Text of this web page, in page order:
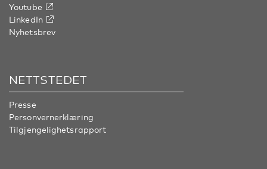
Youtube
LinkedIn
Nyhetsbrev
NETTSTEDET
Presse
Personvernerklæring
Tilgjengelighetsrapport